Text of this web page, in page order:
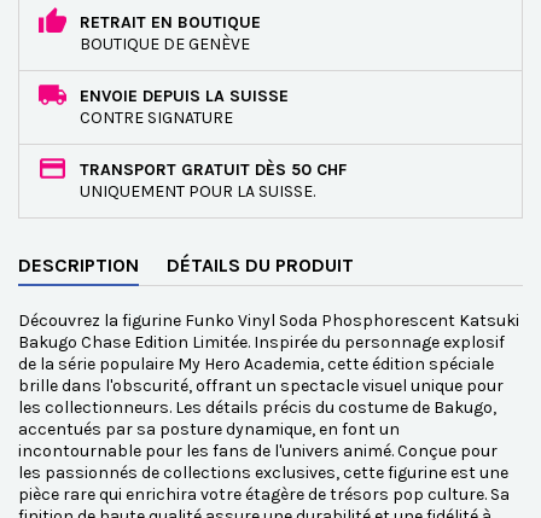
RETRAIT EN BOUTIQUE
BOUTIQUE DE GENÈVE
ENVOIE DEPUIS LA SUISSE
CONTRE SIGNATURE
TRANSPORT GRATUIT DÈS 50 CHF
UNIQUEMENT POUR LA SUISSE.
DESCRIPTION DÉTAILS DU PRODUIT
Découvrez la figurine Funko Vinyl Soda Phosphorescent Katsuki
Bakugo Chase Edition Limitée. Inspirée du personnage explosif
de la série populaire My Hero Academia, cette édition spéciale
brille dans l'obscurité, offrant un spectacle visuel unique pour
les collectionneurs. Les détails précis du costume de Bakugo,
accentués par sa posture dynamique, en font un
incontournable pour les fans de l'univers animé. Conçue pour
les passionnés de collections exclusives, cette figurine est une
pièce rare qui enrichira votre étagère de trésors pop culture. Sa